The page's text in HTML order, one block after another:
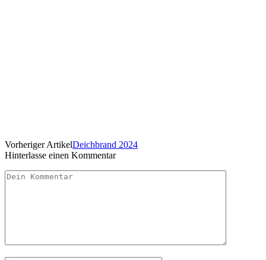
Vorheriger ArtikelDeichbrand 2024
Hinterlasse einen Kommentar